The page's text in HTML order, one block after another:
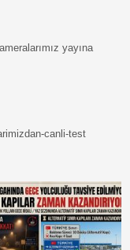
yayına
canli-test